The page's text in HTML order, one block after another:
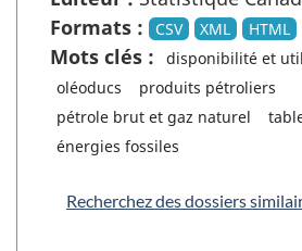
Formats :
CSV XML HTML
Mots clés :
disponibilité et
oléoducs
produits pétroliers
pétrole brut et gaz naturel
énergies fossiles
Recherchez des dossiers